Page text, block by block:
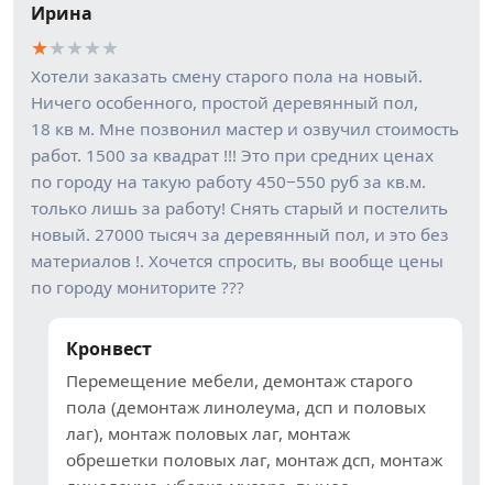
Ирина
★★★★★
Хотели заказать смену старого пола на новый.
Ничего особенного, простой деревянный пол,
18 кв м. Мне позвонил мастер и озвучил стоимость
работ. 1500 за квадрат !!! Это при средних ценах
по городу на такую работу 450−550 руб за кв.м.
только лишь за работу! Снять старый и постелить
новый. 27000 тысяч за деревянный пол, и это без
материалов !. Хочется спросить, вы вообще цены
по городу мониторите ???
Кронвест
Перемещение мебели, демонтаж старого
пола (демонтаж линолеума, дсп и половых
лаг), монтаж половых лаг, монтаж
обрешетки половых лаг, монтаж дсп, монтаж